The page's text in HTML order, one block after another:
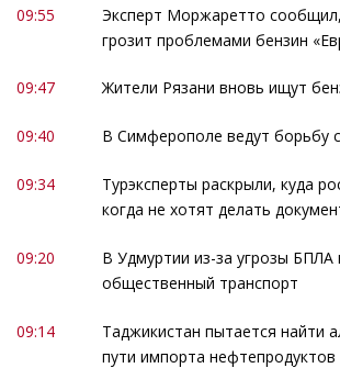
09:55
Эксперт Моржаретто
грозит проблемами бензин
09:47 Жители Рязани вновь ищут
09:40 В Симферополе ведут борьбу
09:34
Турэксперты раскрыли, куда
когда не хотят делать
09:20
В Удмуртии из-за угрозы БПЛА
общественный транспорт
09:14
Таджикистан пытается найти
пути импорта нефтепродуктов